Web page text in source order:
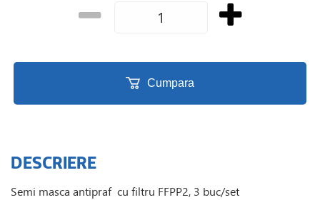
Cumpara
DESCRIERE
Semi masca antipraf cu filtru FFPP2, 3 buc/set